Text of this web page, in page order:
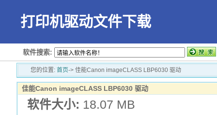
打印机驱动文件下载
软件搜索:
您的位置:首页-> 佳能Canon imageCLASS LBP6030 驱动
佳能Canon imageCLASS LBP6030 驱动
软件大小: 18.07 MB